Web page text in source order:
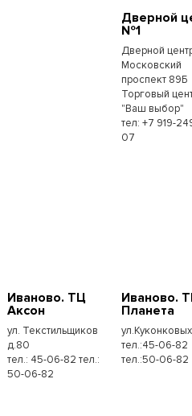
Дверной
№1
Дверной
Московский
проспект 89Б
Торговый
"Ваш выбор"
тел: +7 919-
07
Иваново. ТЦ
Аксон
ул. Текстильщиков
д.80
тел.: 45-06-82 тел.:
50-06-82
Иваново.
Планета
тел.:45-06-82
тел.:50-06-82